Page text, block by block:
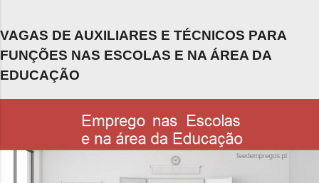
VAGAS DE AUXILIARES E TÉCNICOS PARA
FUNÇÕES NAS ESCOLAS E NA ÁREA DA
EDUCAÇÃO